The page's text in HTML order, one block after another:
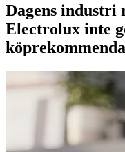
Dagens industri
Electrolux inte